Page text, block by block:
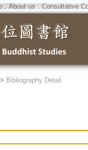
．About us ． Consultative
> Bibliography Detail